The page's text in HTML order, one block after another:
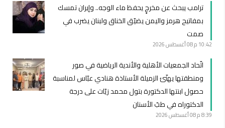
ترامب يبحث عن مخرجٍ يحفظ ماء الوجه.. وإيران تمسك
بمفاتيح هرمز واليمن يضيّق الخناق ولبنان يضرب في
صمت
10:42 م 08 أغسطس 2026
اتّحاد الجمعيات الأهلية والأندية الرياضية في صور
ومنطقتها يهنّئ الزميلة الأستاذة هنادي عبّاس لمناسبة
حصول ابنتها الدكتورة بتول محمد زيّات على درجة
الدكتوراه في طبّ الأسنان
8:39 م 08 أغسطس 2026